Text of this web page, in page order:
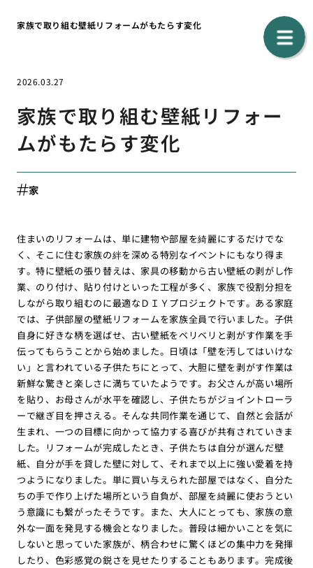
家族で取り組む壁紙リフォームがもたらす変化
2026.03.27
家族で取り組む壁紙リフォー
ムがもたらす変化
家
住まいのリフォームは、単に建物や部屋を綺麗にするだけでな
く、そこに住む家族の絆を深める特別なイベントにもなり得ま
す。特に壁紙の張り替えは、家具の移動から古い壁紙の剥がし作
業、のり付け、貼り付けといった工程が多く、家族で役割分担を
しながら取り組むのに最適なＤＩＹプロジェクトです。ある家庭
では、子供部屋の壁紙リフォームを家族全員で行いました。子供
自身に好きな柄を選ばせ、古い壁紙をベリベリと剥がす作業を手
伝ってもらうことから始めました。日頃は「壁を汚してはいけな
い」と言われている子供たちにとって、大胆に壁を剥がす作業は
新鮮な驚きと楽しさに満ちていたようです。お父さんが高い場所
を貼り、お母さんが水平を確認し、子供たちがジョイントローラ
ーで継ぎ目を押さえる。そんな共同作業を通じて、自然と会話が
生まれ、一つの目標に向かって協力する喜びが共有されていきま
した。リフォームが完成したとき、子供たちは自分が選んだ壁
紙、自分が手を貸した壁に対して、それまで以上に強い愛着を持
つようになりました。単に買い与えられた部屋ではなく、自分た
ちの手で作り上げた場所という自負が、部屋を綺麗に使おうとい
う意識にも繋がったそうです。また、大人にとっても、家族の意
外な一面を発見する機会となりました。普段は細かいことを気に
しないと思っていた家族が、柄合わせに驚くほどの集中力を発揮
したり、色彩感覚の鋭さを見せたりすることもあります。完成後